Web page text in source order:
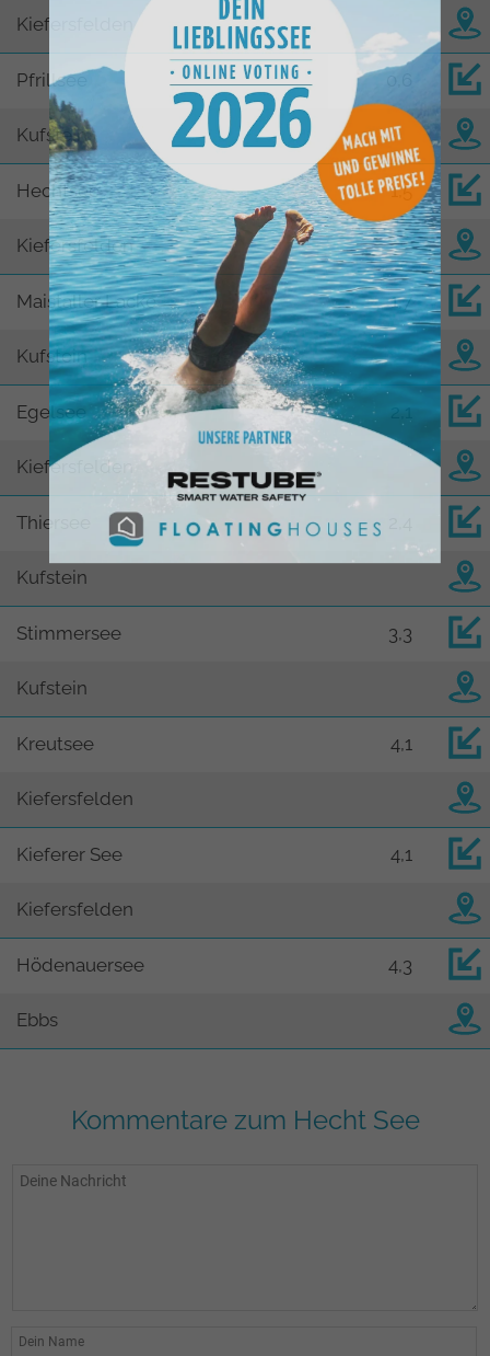
Kiefersfelden
Pfrillsee
Kufstein
Hechtsee 1,5
Kiefersfelden
Maistaller Lacke 1,7
Kufstein
Egelsee 2,1
Kiefersfelden
Thiersee
Kufstein
Stimmersee 3,3
Kufstein
Kreutsee 4,1
Kiefersfelden
Kieferer See 4,1
Kiefersfelden
Hödenauersee 4,3
Ebbs
Kommentare zum Hecht See